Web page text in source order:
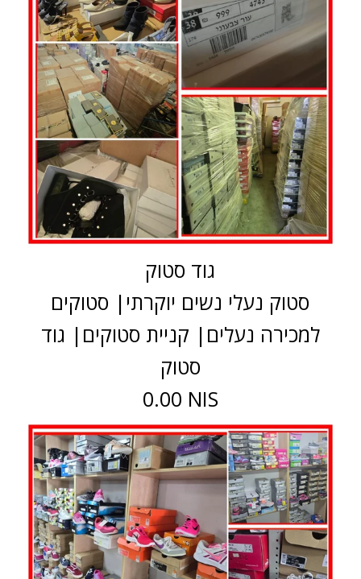
גוד סטוק
סטוק נעלי נשים יוקרתי| סטוקים
למכירה נעלים| קניית סטוקים| גוד
סטוק
0.00 NIS